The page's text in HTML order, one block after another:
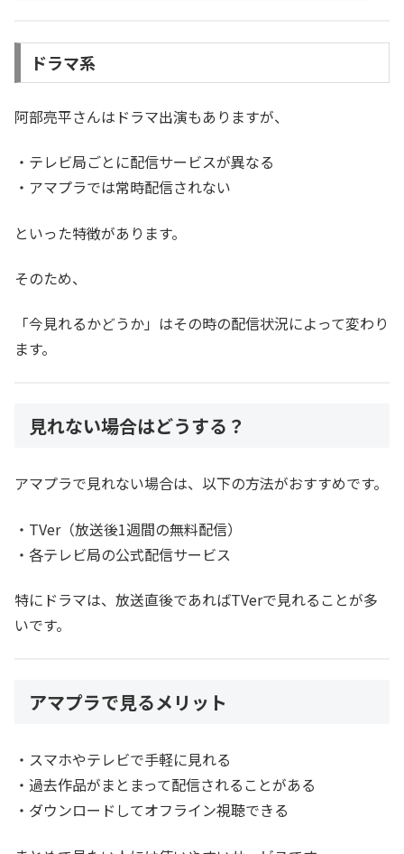
ドラマ系
阿部亮平さんはドラマ出演もありますが、
・テレビ局ごとに配信サービスが異なる
・アマプラでは常時配信されない
といった特徴があります。
そのため、
「今見れるかどうか」はその時の配信状況によって変わり
ます。
見れない場合はどうする？
アマプラで見れない場合は、以下の方法がおすすめです。
・TVer（放送後1週間の無料配信）
・各テレビ局の公式配信サービス
特にドラマは、放送直後であればTVerで見れることが多
いです。
アマプラで見るメリット
・スマホやテレビで手軽に見れる
・過去作品がまとまって配信されることがある
・ダウンロードしてオフライン視聴できる